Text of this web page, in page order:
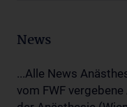
News
...Alle News
vom FWF